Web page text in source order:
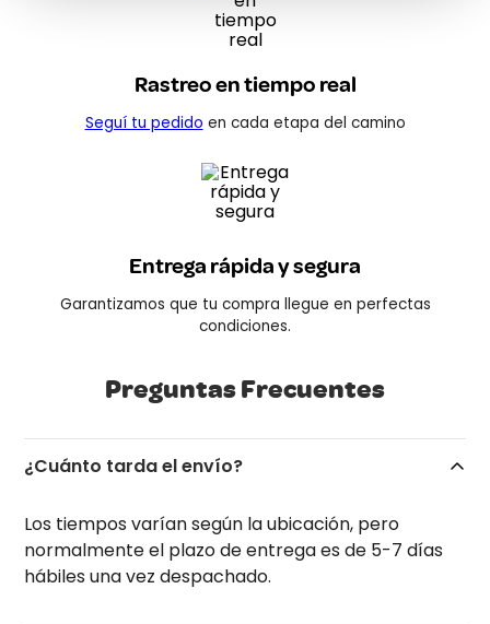
Rastreo en tiempo real
Seguí tu pedido en cada etapa del camino
Entrega rápida y segura
Garantizamos que tu compra llegue en perfectas
condiciones.
Preguntas Frecuentes
¿Cuánto tarda el envío?
Los tiempos varían según la ubicación, pero
normalmente el plazo de entrega es de 5-7 días
hábiles una vez despachado.